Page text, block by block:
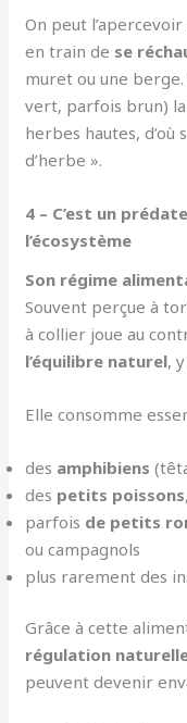
On peut l’apercevoir
en train de se
muret ou une berge.
vert, parfois brun)
herbes hautes,
d’herbe ».
4 – C’est un
l’écosystème
Son régime
Souvent perçue à
à collier joue au
l’équilibre naturel,
Elle consomme
des amphibiens
des petits poissons
parfois de petits
ou campagnols
plus rarement des
Grâce à cette
régulation
peuvent devenir